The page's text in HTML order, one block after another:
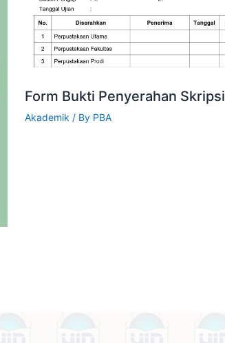
Form Bukti Penyerahan Skripsi
Akademik / By PBA